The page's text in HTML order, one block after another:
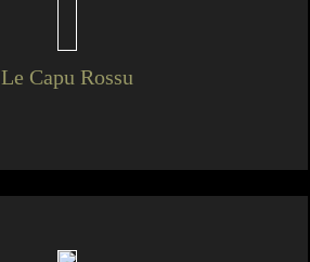
Le Capu Rossu